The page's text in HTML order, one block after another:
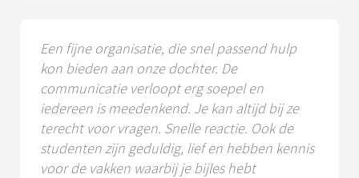
Een fijne organisatie, die snel passend hulp
kon bieden aan onze dochter. De
communicatie verloopt erg soepel en
iedereen is meedenkend. Je kan altijd bij ze
terecht voor vragen. Snelle reactie. Ook de
studenten zijn geduldig, lief en hebben kennis
voor de vakken waarbij je bijles hebt